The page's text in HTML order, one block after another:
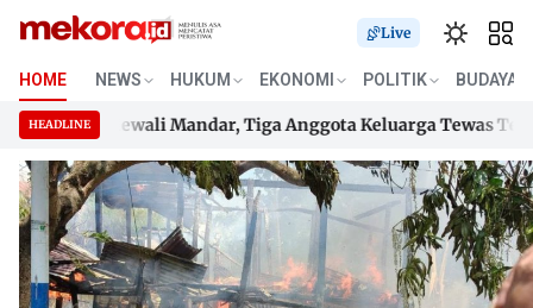
Skip
content
Live
HOME NEWS HUKUM EKONOMI POLITIK BUDAYA
HEADLINE
di Polewali Mandar, Tiga Anggota Keluarga Tewas Terjebak
di Polewali Mandar, Tiga Anggota Keluarga Tewas Terjebak